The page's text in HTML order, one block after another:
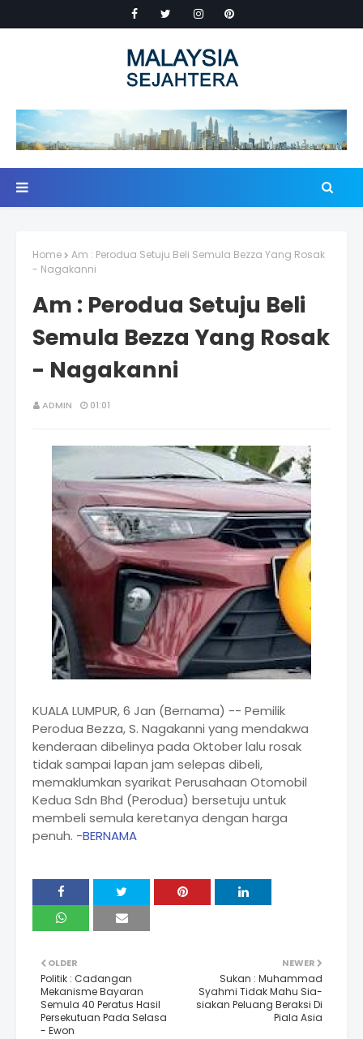
Home
Am : Perodua Setuju Beli Semula Bezza Yang Rosak
- Nagakanni
Am : Perodua Setuju Beli
Semula Bezza Yang Rosak
- Nagakanni
ADMIN 01:01
KUALA LUMPUR, 6 Jan (Bernama) -- Pemilik
Perodua Bezza, S. Nagakanni yang mendakwa
kenderaan dibelinya pada Oktober lalu rosak
tidak sampai lapan jam selepas dibeli,
memaklumkan syarikat Perusahaan Otomobil
Kedua Sdn Bhd (Perodua) bersetuju untuk
membeli semula keretanya dengan harga
penuh. -BERNAMA
NEWER
Sukan : Muhammad
Syahmi Tidak Mahu Sia-
siakan Peluang Beraksi Di
Piala Asia
OLDER
Politik : Cadangan
Mekanisme Bayaran
Semula 40 Peratus Hasil
Persekutuan Pada Selasa
- Ewon